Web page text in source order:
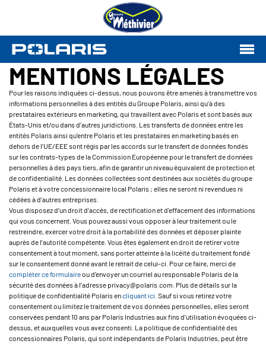
MENTIONS LÉGALES
Pour les raisons indiquées ci-dessus, nous pouvons être amenés à transmettre vos
informations personnelles à des entités du Groupe Polaris, ainsi qu’à des
prestataires extérieurs en marketing, qui travaillent avec Polaris et sont basés aux
États-Unis et/ou dans d’autres juridictions. Les transferts de données entre les
entités Polaris ainsi qu’entre Polaris et les prestataires en marketing basés en
dehors de l’UE/EEE sont régis par les accords sur le transfert de données fondés
sur les contrats-types de la Commission Européenne pour le transfert de données
personnelles à des pays tiers, afin de garantir un niveau équivalent de protection et
de confidentialité. Les données collectées sont destinées aux sociétés du groupe
Polaris et à votre concessionnaire local Polaris ; elles ne seront ni revendues ni
cédées à d’autres entreprises.
Vous disposez d’un droit d’accès, de rectification et d'effacement des informations
qui vous concernent. Vous pouvez aussi vous opposer à leur traitement ou le
restreindre, exercer votre droit à la portabilité des données et déposer plainte
auprès de l’autorité compétente. Vous êtes également en droit de retirer votre
consentement à tout moment, sans porter atteinte à la licéité du traitement fondé
sur le consentement donné avant le retrait de celui-ci. Pour ce faire, merci de
compléter ce formulaireou d’envoyer un courriel au responsable Polaris de la
sécurité des données à l’adresse privacy@polaris.com. Plus de détails sur la
politique de confidentialité Polaris encliquant ici . Sauf si vous retirez votre
consentement ou limitez le traitement de vos données personnelles, elles seront
conservées pendant 10 ans par Polaris Industries aux fins d’utilisation évoquées ci-
dessus, et auxquelles vous avez consenti. La politique de confidentialité des
concessionnaires Polaris, qui sont indépendants de Polaris Industries, peut être